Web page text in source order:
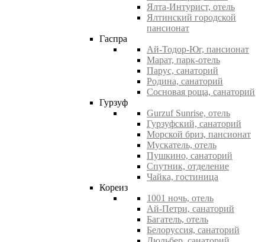
Ялта-Интурист, отель
Ялтинский городской
пансионат
Гаспра
Ай-Тодор-Юг, пансионат
Марат, парк-отель
Парус, санаторий
Родина, санаторий
Сосновая роща, санаторий
Гурзуф
Gurzuf Sunrise, отель
Гурзуфский, санаторий
Морской бриз, пансионат
Мускатель, отель
Пушкино, санаторий
Спутник, отделение
Чайка, гостиница
Кореиз
1001 ночь, отель
Ай-Петри, санаторий
Багатель, отель
Белоруссия, санаторий